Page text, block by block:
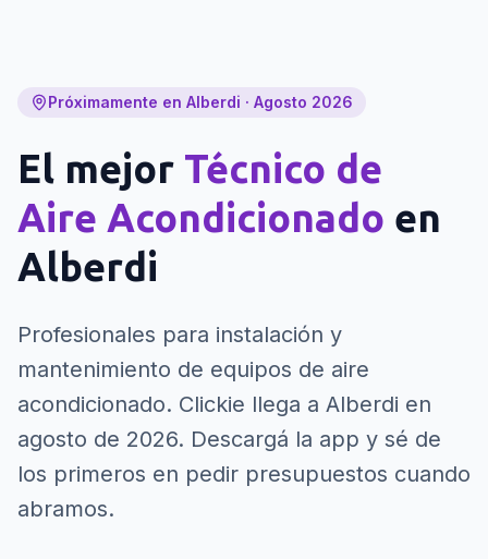
Próximamente en Alberdi · Agosto 2026
El mejor Técnico de
Aire Acondicionado en
Alberdi
Profesionales para instalación y
mantenimiento de equipos de aire
acondicionado. Clickie llega a Alberdi en
agosto de 2026. Descargá la app y sé de
los primeros en pedir presupuestos cuando
abramos.